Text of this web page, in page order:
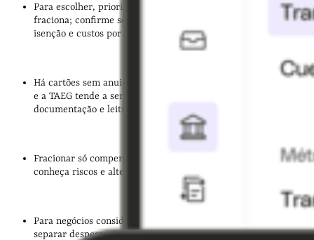
Para escolher, priorize anuidade se paga tudo, e TAEG se
fraciona; confirme seguros, recompensas, condições de
isenção e custos por atraso.
Há cartões sem anuidade, mas “gratuito” pode exigir condições
e a TAEG tende a ser alta; pedir online é simples, mas exige
documentação e leitura da FINE.
Fracionar só compensa pontualmente e com TAEG baixa;
conheça riscos e alternativas.
Para negócios considere cartões corporativos Qonto para
separar despesas e ganhar controlo.